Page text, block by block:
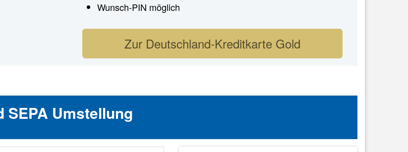
Wunsch-PIN möglich
Zur Deutschland-Kreditkarte Gold
Umstellung